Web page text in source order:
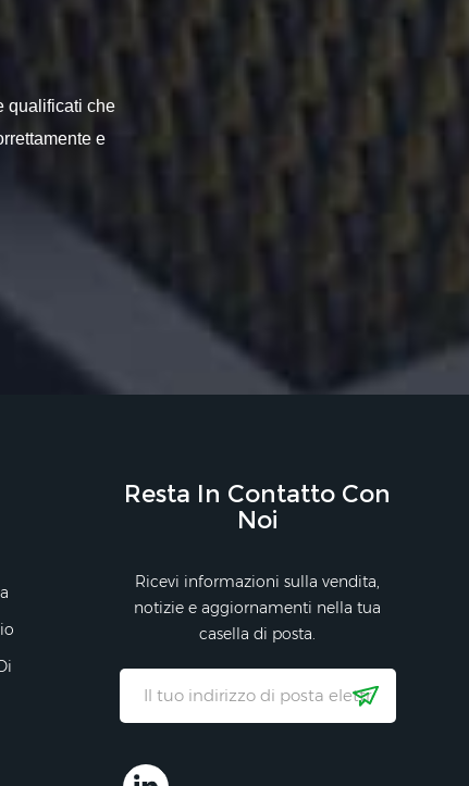
qualificati che
e
Resta In Contatto Con
Noi
Ricevi informazioni sulla vendita,
notizie e aggiornamenti nella tua
casella di posta.